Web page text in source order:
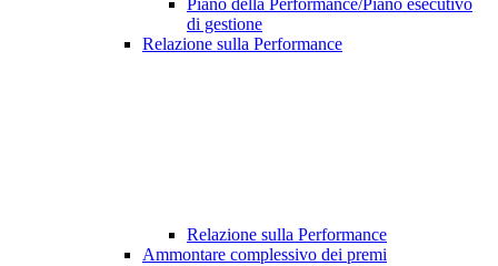
Piano della Performance/Piano esecutivo
di gestione
Relazione sulla Performance
Relazione sulla Performance
Ammontare complessivo dei premi